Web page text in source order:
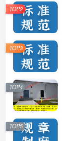
TOP2
TOP3
TOP4
TOP5
TOP2
TOP3
TOP4
TOP5